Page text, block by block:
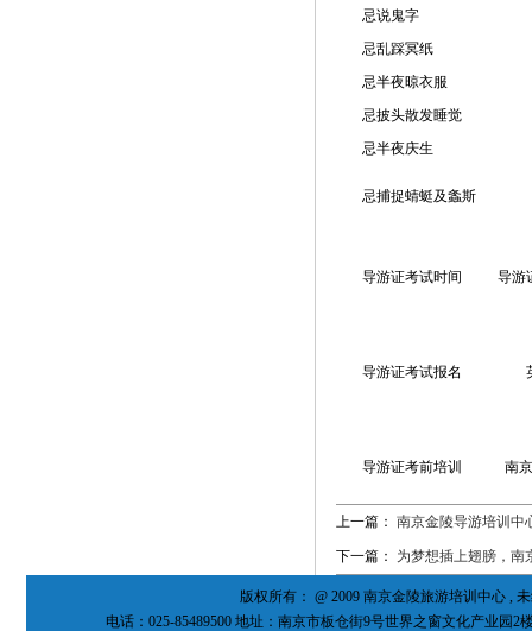
忌说鬼字
忌乱踩冥纸
忌半夜晾衣服
忌披头散发睡觉
忌半夜庆生
忌捕捉蜻蜓及螽斯
导游证考试时间
导游证考试报
导游证考前培训
上一篇： 南京金陵导游培训中
下一篇： 为梦想插上翅膀，南
版权所有： @ 2009 南京金陵旅游培训中心 ,
电话：025-85489500 地址：南京市板仓街9号世界之窗文化产业园2